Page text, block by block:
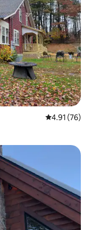
平均评分
4.91 (76)